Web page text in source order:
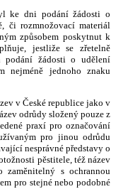
ke dni podání žádosti o
či rozmnožovací materiál
způsobem poskytnut k
jestliže se zřetelně
žádosti o udělení
nejméně jednoho znaku
v České republice jako v
odrůdy složený pouze z
praxí pro označování
pro jinou odrůdu
nesprávné představy o
pěstitele, též název
zaměnitelný s ochrannou
pro stejné nebo podobné